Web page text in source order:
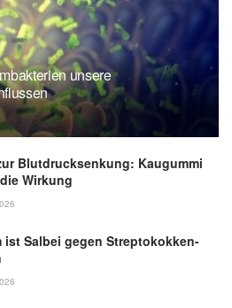
unsere
Blutdrucksenkung: Kaugummi
Wirkung
ist Salbei gegen Streptokokken-